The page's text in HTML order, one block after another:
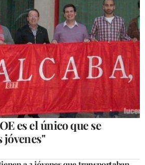
es el único que se
jóvenes"